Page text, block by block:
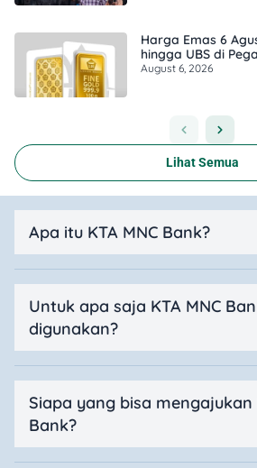
Harga Emas 6
hingga UBS di
Berapa?
August 6, 2026
Lihat Semua
Apa itu KTA MNC Bank?
Untuk apa saja KTA MNC
digunakan?
Siapa yang bisa mengajukan
Bank?